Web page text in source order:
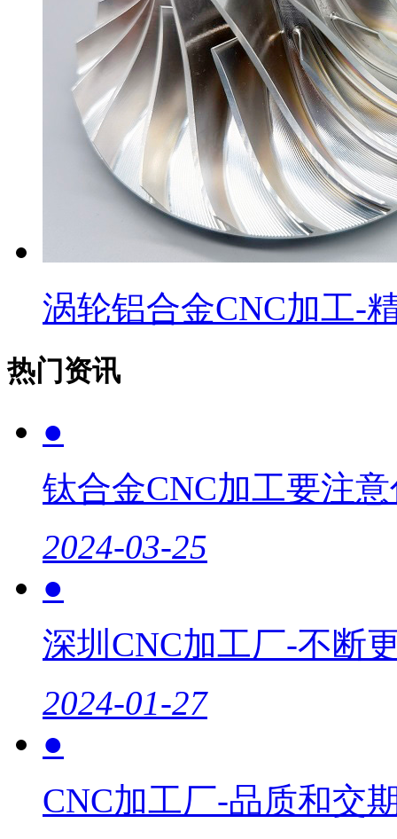
涡轮铝合金CNC加工-
热门资讯
●
钛合金CNC加工要注
2024-03-25
●
深圳CNC加工厂-不断
2024-01-27
●
CNC加工厂-品质和交